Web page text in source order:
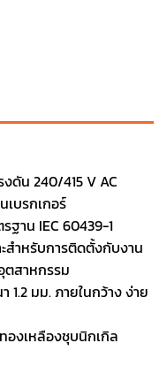
ดัน 240/415 V AC
เบรกเกอร์
าน IEC 60439-1
สำหรับการติดตั้งกับงาน
ตสาหกรรม
1.2 มม. ภายในกว้าง ง่าย
องเหลืองชุบนิกเกิล